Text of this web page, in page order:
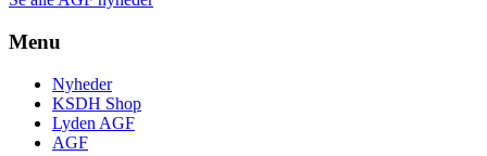
Menu
Nyheder
KSDH Shop
Lyden AGF
AGF